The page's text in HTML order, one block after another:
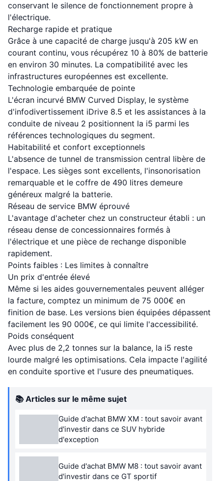
conservant le silence de fonctionnement propre à
l'électrique.
Recharge rapide et pratique
Grâce à une capacité de charge jusqu'à 205 kW en
courant continu, vous récupérez 10 à 80% de batterie
en environ 30 minutes. La compatibilité avec les
infrastructures européennes est excellente.
Technologie embarquée de pointe
L'écran incurvé BMW Curved Display, le système
d'infodivertissement iDrive 8.5 et les assistances à la
conduite de niveau 2 positionnent la i5 parmi les
références technologiques du segment.
Habitabilité et confort exceptionnels
L'absence de tunnel de transmission central libère de
l'espace. Les sièges sont excellents, l'insonorisation
remarquable et le coffre de 490 litres demeure
généreux malgré la batterie.
Réseau de service BMW éprouvé
L'avantage d'acheter chez un constructeur établi : un
réseau dense de concessionnaires formés à
l'électrique et une pièce de rechange disponible
rapidement.
Points faibles : Les limites à connaître
Un prix d'entrée élevé
Même si les aides gouvernementales peuvent alléger
la facture, comptez un minimum de 75 000€ en
finition de base. Les versions bien équipées dépassent
facilement les 90 000€, ce qui limite l'accessibilité.
Poids conséquent
Avec plus de 2,2 tonnes sur la balance, la i5 reste
lourde malgré les optimisations. Cela impacte l'agilité
en conduite sportive et l'usure des pneumatiques.
📚 Articles sur le même sujet
Guide d'achat BMW XM : tout savoir avant
d'investir dans ce SUV hybride
d'exception
Guide d'achat BMW M8 : tout savoir avant
d'investir dans ce GT sportif